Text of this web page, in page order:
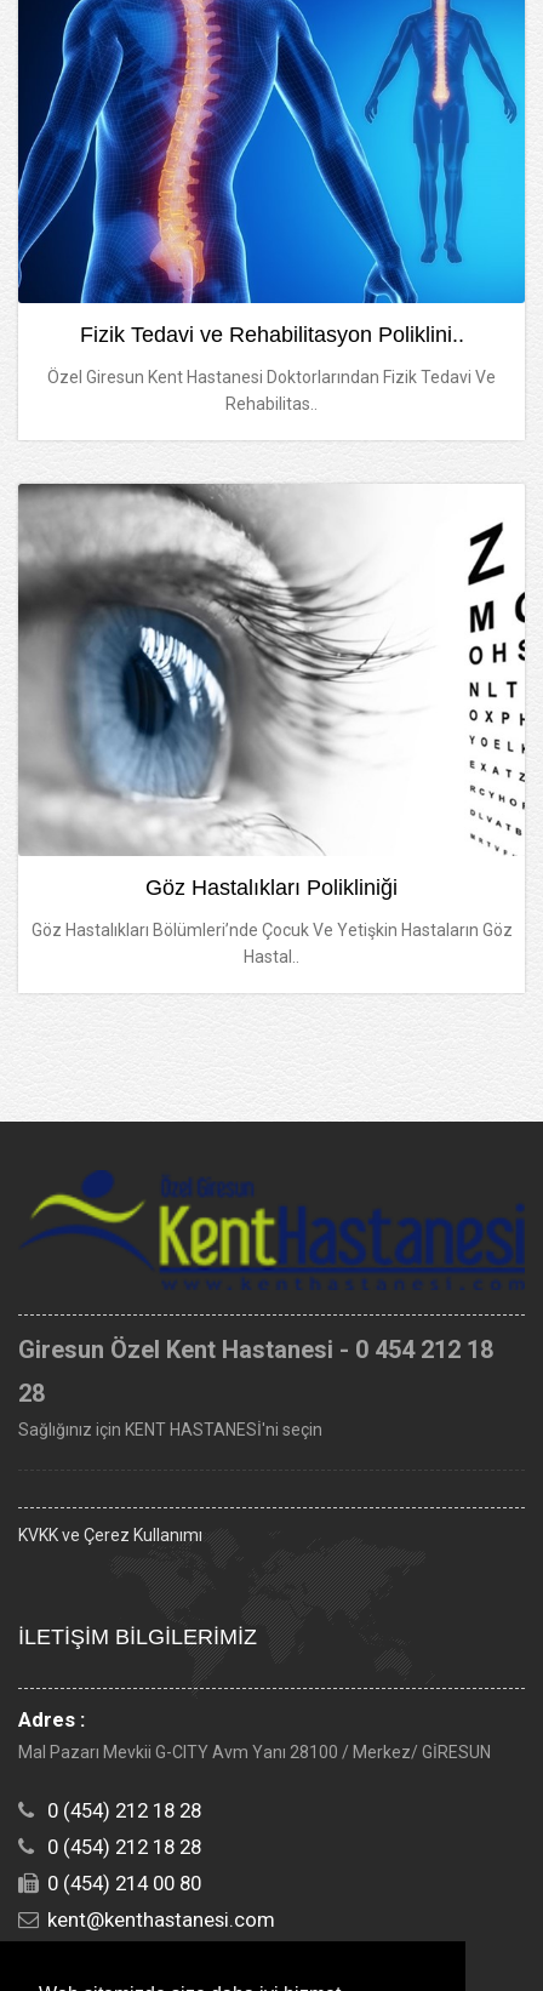
Fizik Tedavi ve Rehabilitasyon Poliklini..
Özel Giresun Kent Hastanesi Doktorlarından Fizik Tedavi Ve
Rehabilitas..
Göz Hastalıkları Polikliniği
Göz Hastalıkları Bölümleri’nde Çocuk Ve Yetişkin Hastaların Göz
Hastal..
Giresun Özel Kent Hastanesi - 0 454 212 18
28
Sağlığınız için KENT HASTANESİ'ni seçin
KVKK ve Çerez Kullanımı
İLETİŞİM BİLGİLERİMİZ
Adres :
Mal Pazarı Mevkii G-CITY Avm Yanı 28100 / Merkez/ GİRESUN
0 (454) 212 18 28
0 (454) 212 18 28
0 (454) 214 00 80
kent@kenthastanesi.com